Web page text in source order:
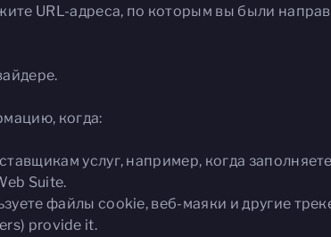
URL-адреса, по которым вы были
когда:
услуг, например, когда
Suite.
файлы cookie, веб-маяки и другие
provide it.